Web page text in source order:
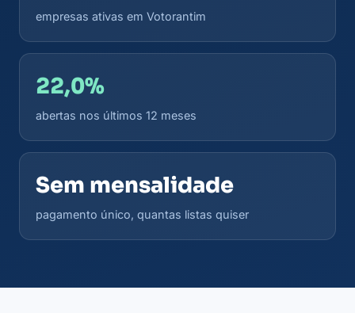
empresas ativas em Votorantim
22,0%
abertas nos últimos 12 meses
Sem mensalidade
pagamento único, quantas listas quiser